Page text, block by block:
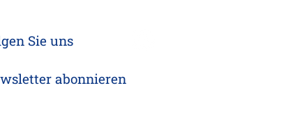
Sie uns
abonnieren